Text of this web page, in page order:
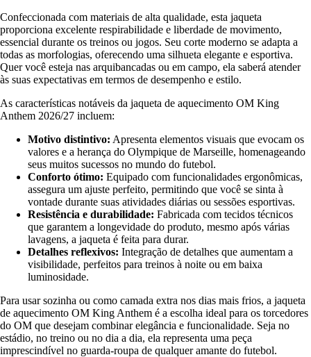
Confeccionada com materiais de alta qualidade, esta jaqueta
proporciona excelente respirabilidade e liberdade de movimento,
essencial durante os treinos ou jogos. Seu corte moderno se adapta a
todas as morfologias, oferecendo uma silhueta elegante e esportiva.
Quer você esteja nas arquibancadas ou em campo, ela saberá atender
às suas expectativas em termos de desempenho e estilo.
As características notáveis da jaqueta de aquecimento OM King
Anthem 2026/27 incluem:
Motivo distintivo: Apresenta elementos visuais que evocam os
valores e a herança do Olympique de Marseille, homenageando
seus muitos sucessos no mundo do futebol.
Conforto ótimo: Equipado com funcionalidades ergonômicas,
assegura um ajuste perfeito, permitindo que você se sinta à
vontade durante suas atividades diárias ou sessões esportivas.
Resistência e durabilidade: Fabricada com tecidos técnicos
que garantem a longevidade do produto, mesmo após várias
lavagens, a jaqueta é feita para durar.
Detalhes reflexivos: Integração de detalhes que aumentam a
visibilidade, perfeitos para treinos à noite ou em baixa
luminosidade.
Para usar sozinha ou como camada extra nos dias mais frios, a jaqueta
de aquecimento OM King Anthem é a escolha ideal para os torcedores
do OM que desejam combinar elegância e funcionalidade. Seja no
estádio, no treino ou no dia a dia, ela representa uma peça
imprescindível no guarda-roupa de qualquer amante do futebol.